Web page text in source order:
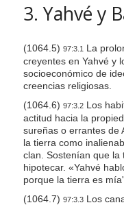
3. Yahvé y
(1064.5) 97:3.1 La
creyentes en Yahvé y
socioeconómico de
creencias religiosas.
(1064.6) 97:3.2Los
actitud hacia la
sureñas o errantes de
la tierra como
clan. Sostenían que
hipotecar. «Yahvé
porque la tierra es
(1064.7) 97:3.3Los